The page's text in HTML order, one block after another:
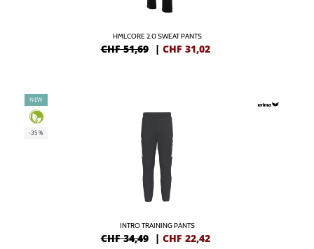
HMLCORE 2.0 SWEAT PANTS
CHF 51,69 | CHF 31,02
NEW
-35%
INTRO TRAINING PANTS
CHF 34,49 | CHF 22,42